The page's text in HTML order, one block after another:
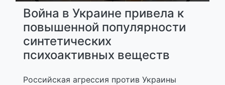
Война в Украине привела к
повышенной популярности
синтетических
психоактивных веществ
Российская агрессия против Украины